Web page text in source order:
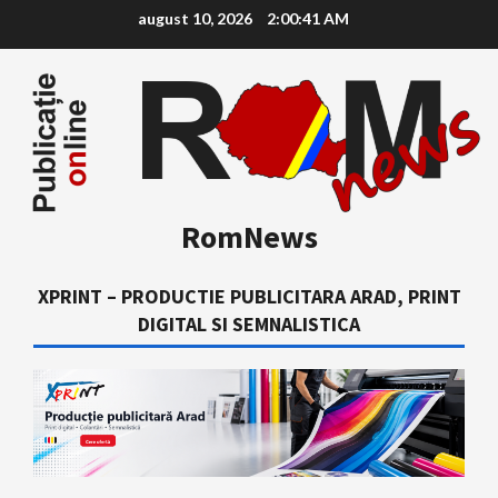
content
august 10, 2026 2:00:42 AM
RomNews
XPRINT – PRODUCTIE PUBLICITARA ARAD, PRINT
DIGITAL SI SEMNALISTICA